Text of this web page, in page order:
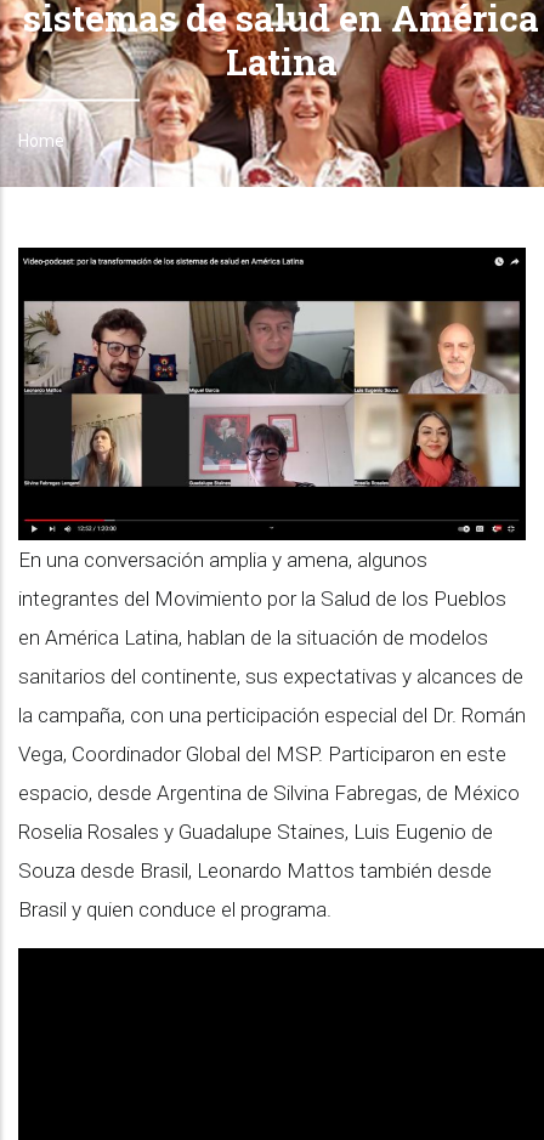
sistemas de salud en América
Latina
Breadcrumb
Home
En una conversación amplia y amena, algunos
integrantes del Movimiento por la Salud de los Pueblos
en América Latina, hablan de la situación de modelos
sanitarios del continente, sus expectativas y alcances de
la campaña, con una perticipación especial del Dr. Román
Vega, Coordinador Global del MSP. Participaron en este
espacio, desde Argentina de Silvina Fabregas, de México
Roselia Rosales y Guadalupe Staines, Luis Eugenio de
Souza desde Brasil, Leonardo Mattos también desde
Brasil y quien conduce el programa.